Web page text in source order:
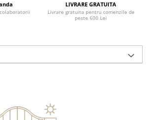
LIVRARE GRATUITA
Livrare gratuita pentru comenzile de
peste 600 Lei